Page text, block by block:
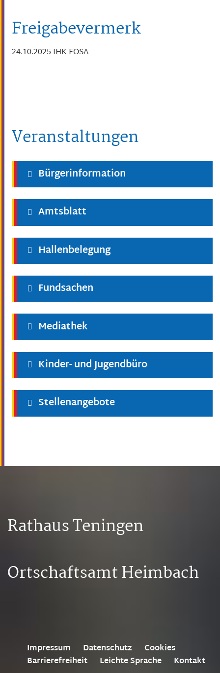
Freigabevermerk
24.10.2025 IHK FOSA
Veranstaltungen
Bürgerinformation
Amtsblatt
Hallenbelegung
Fundsachen
Mediathek
Kinder- und Jugendbüro
Stellenangebote
Rathaus Teningen
Ortschaftsamt Heimbach
Impressum Datenschutz
Cookies
Barrierefreiheit
Leichte Sprache Kontakt